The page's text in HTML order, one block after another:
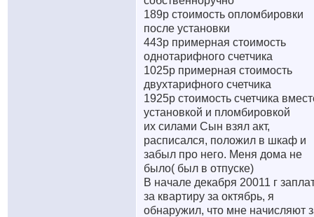
189р стоимость опломбировки
после установки
443р примерная стоимость
однотарифного счетчика
1025р примерная стоимость
двухтарифного счетчика
1925р стоимость счетчика
установкой и пломбировкой
их силами Сын взял акт,
расписался, положил в шкаф и
забыл про него. Меня дома не
было( был в отпуске)
В начале декабря 20011 г
за квартиру за октябрь, я
обнаружил, что мне начисляют